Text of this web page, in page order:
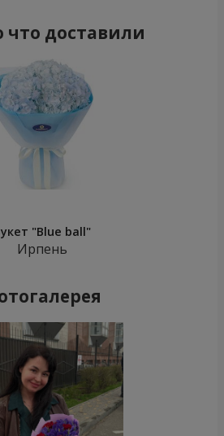
что доставили
"Blue ball"
Ирпень